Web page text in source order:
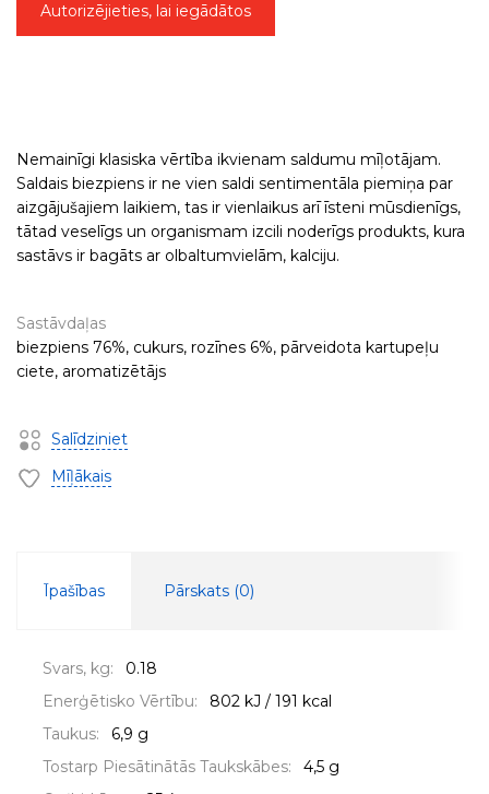
Autorizējieties, lai iegādātos
Nemainīgi klasiska vērtība ikvienam saldumu mīļotājam.
Saldais biezpiens ir ne vien saldi sentimentāla piemiņa par
aizgājušajiem laikiem, tas ir vienlaikus arī īsteni mūsdienīgs,
tātad veselīgs un organismam izcili noderīgs produkts, kura
sastāvs ir bagāts ar olbaltumvielām, kalciju.
Sastāvdaļas
biezpiens 76%, cukurs, rozīnes 6%, pārveidota kartupeļu
ciete, aromatizētājs
Salīdziniet
Mīļākais
Īpašības Pārskats (0)
Svars, kg:
0.18
Enerģētisko Vērtību:
802 kJ / 191 kcal
Taukus:
6,9 g
Tostarp Piesātinātās Taukskābes:
4,5 g